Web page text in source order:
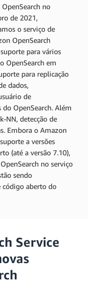
no
de 2021,
o serviço de
OpenSearch
para vários
OpenSearch em
para replicação
dados,
de
OpenSearch. Além
NN, detecção de
Embora o Amazon
a versões
(até a versão 7.10),
no serviço
sendo
código aberto do
Service